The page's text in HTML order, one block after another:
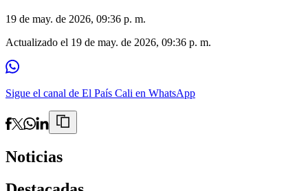
19 de may. de 2026, 09:36 p. m.
Actualizado el 19 de may. de 2026, 09:36 p. m.
Sigue el canal de El País Cali en WhatsApp
Noticias